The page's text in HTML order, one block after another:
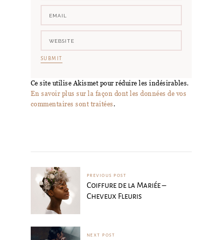
Ce site utilise Akismet pour réduire les indésirables.
En savoir plus sur la façon dont les données de vos
commentaires sont traitées.
PREVIOUS POST
Coiffure de la Mariée –
Cheveux Fleuris
NEXT POST